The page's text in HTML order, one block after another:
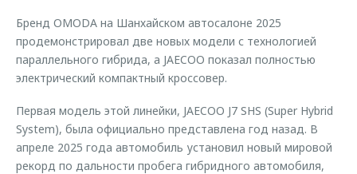
Калькулятор трейд-ин
Запчасти
Бренд OMODA на Шанхайском автосалоне 2025
продемонстрировал две новых модели с технологией
параллельного гибрида, а JAECOO показал полностью
электрический компактный кроссовер.
Первая модель этой линейки, JAECOO J7 SHS (Super Hybrid
System), была официально представлена год назад. В
апреле 2025 года автомобиль установил новый мировой
рекорд по дальности пробега гибридного автомобиля,